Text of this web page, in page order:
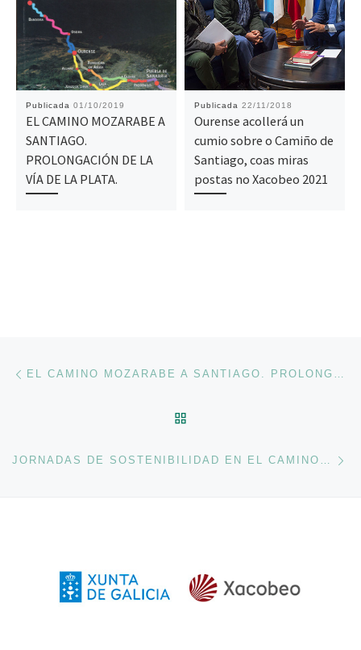
Publicada 01/10/2019
EL CAMINO MOZARABE A
SANTIAGO.
PROLONGACIÓN DE LA
VÍA DE LA PLATA.
Publicada 22/11/2018
Ourense acollerá un
cumio sobre o Camiño de
Santiago, coas miras
postas no Xacobeo 2021
Navegación de entradas EL CAMINO MOZARABE A SANTIAGO. PROLONGACIÓN DE LA VÍA DE LA PLATA.
JORNADAS DE SOSTENIBILIDAD EN EL CAMINO DE SANTIAGO-VIA DE LA PLATA.